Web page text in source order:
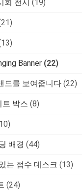
회 전시 (19)
Banner (22)
드를 보여줍니다 (22)
트 박스 (8)
배경 (44)
는 접수 데스크 (13)
(24)